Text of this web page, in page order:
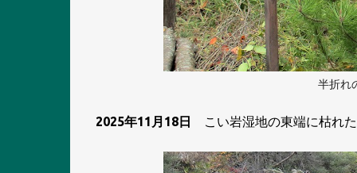
半折れ
2025年11月18日 こい岩湿地の東端に枯れ